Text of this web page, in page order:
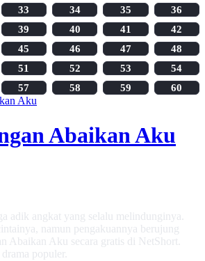
33 34 35
36
39 40 41
42
45 46 47
48
51 52 53
54
57 58 59 60
Abaikan Aku
adik angkat yang selalu melindunginya.
namun pengakuannya berujung
Abaikan Aku secara gratis di NetShort.
populer.